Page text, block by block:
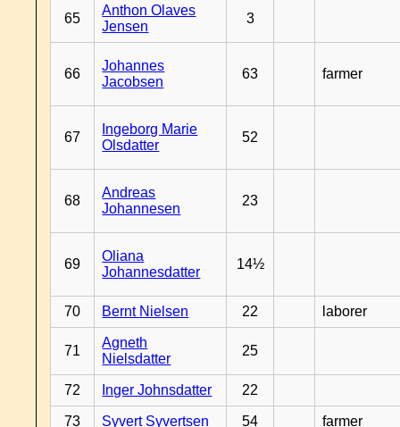
65
Anthon Olaves
Jensen
3
66
Johannes
Jacobsen
63 farmer
67
Ingeborg Marie
Olsdatter
52
68
Andreas
Johannesen
23
69
Oliana
Johannesdatter
14½
70 Bernt Nielsen 22 laborer
71
Agneth
Nielsdatter
25
72 Inger Johnsdatter 22
73 Syvert Syvertsen 54 farmer